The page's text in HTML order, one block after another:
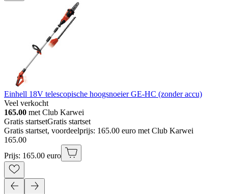
Einhell 18V telescopische hoogsnoeier GE-HC (zonder accu)
Veel verkocht
165.00 met Club Karwei
Gratis startsetGratis startset
Gratis startset, voordeelprijs: 165.00 euro met Club Karwei
165.00
Prijs: 165.00 euro